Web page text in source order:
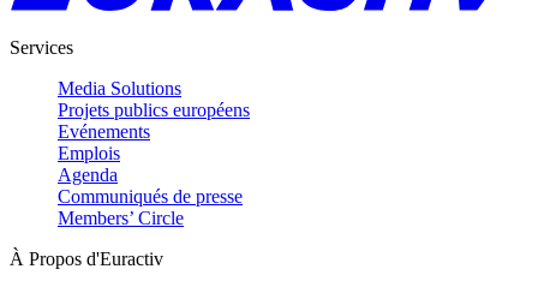
Services
Media Solutions
Projets publics européens
Evénements
Emplois
Agenda
Communiqués de presse
Members’ Circle
À Propos d'Euractiv